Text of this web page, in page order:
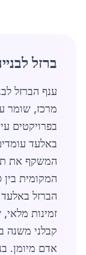
ברזל
ענף הברזל
מרכז, שומר
בפרויקטים
המשקף את
המקומית בין
הברזל
זמינות
קבלני משנה
אדם מיומן.